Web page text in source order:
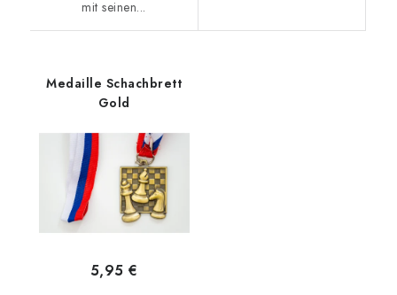
mit seinen...
Medaille Schachbrett
Gold
5,95 €